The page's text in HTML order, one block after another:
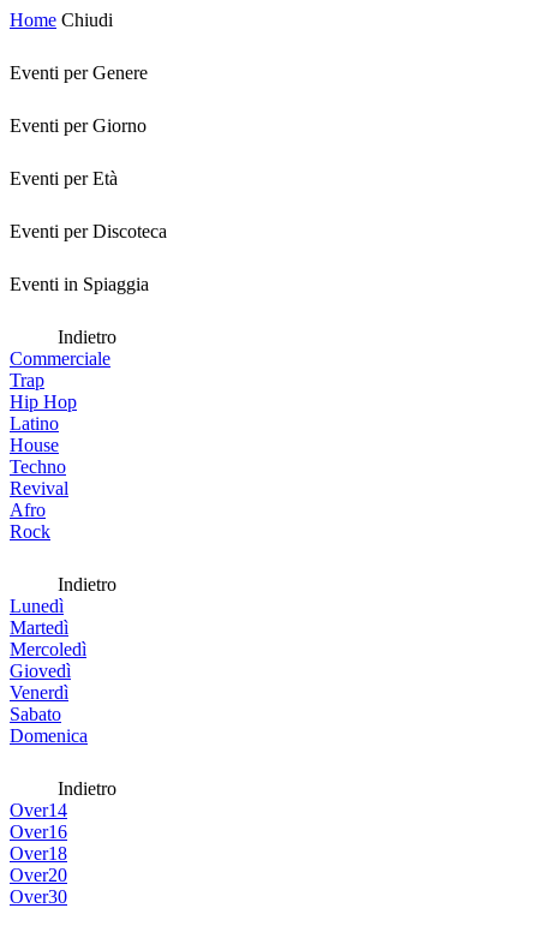
Home Chiudi
Eventi per Genere
Eventi per Giorno
Eventi per Età
Eventi per Discoteca
Eventi in Spiaggia
Indietro
Commerciale
Trap
Hip Hop
Latino
House
Techno
Revival
Afro
Rock
Indietro
Lunedì
Martedì
Mercoledì
Giovedì
Venerdì
Sabato
Domenica
Indietro
Over14
Over16
Over18
Over20
Over30